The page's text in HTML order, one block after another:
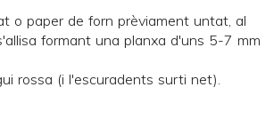
o paper de forn prèviament untat, al
formant una planxa d'uns 5-7 mm
rossa (i l'escuradents surti net).